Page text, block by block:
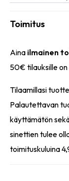
Toimitus
Aina ilmainen
50€ tilauksille
Tilaamillasi
Palautettavan
käyttämätön
sinettien tulee
toimituskuluina